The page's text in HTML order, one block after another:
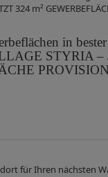
in
STYRIA –